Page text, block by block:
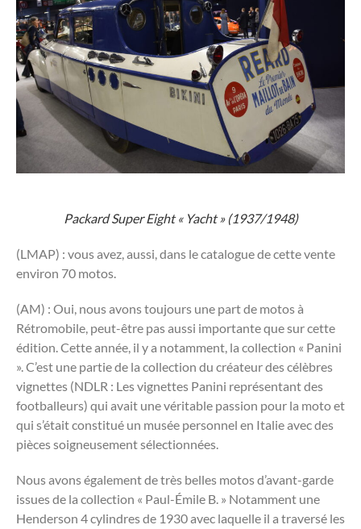
Packard Super Eight « Yacht » (1937/1948)
(LMAP) : vous avez, aussi, dans le catalogue de cette vente
environ 70 motos.
(AM) : Oui, nous avons toujours une part de motos à
Rétromobile, peut-être pas aussi importante que sur cette
édition. Cette année, il y a notamment, la collection « Panini
». C’est une partie de la collection du créateur des célèbres
vignettes (NDLR : Les vignettes Panini représentant des
footballeurs) qui avait une véritable passion pour la moto et
qui s’était constitué un musée personnel en Italie avec des
pièces soigneusement sélectionnées.
Nous avons également de très belles motos d’avant-garde
issues de la collection « Paul-Émile B. » Notamment une
Henderson 4 cylindres de 1930 avec laquelle il a traversé les